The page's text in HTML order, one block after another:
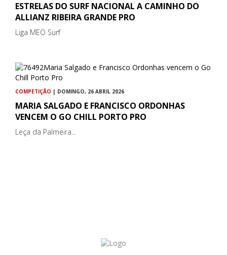
ESTRELAS DO SURF NACIONAL A CAMINHO DO
ALLIANZ RIBEIRA GRANDE PRO
Liga MEO Surf
COMPETIÇÃO | DOMINGO, 26 ABRIL 2026
MARIA SALGADO E FRANCISCO ORDONHAS
VENCEM O GO CHILL PORTO PRO
Leça da Palmeira...